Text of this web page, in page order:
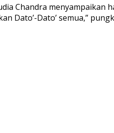
Chandra
Dato’-Dato’ semua,”